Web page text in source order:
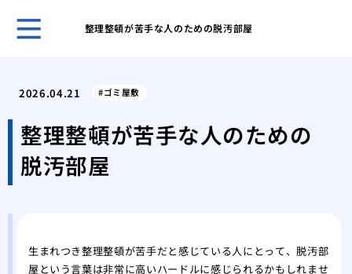
整理整頓が苦手な人のための脱汚部屋
ゴ
す
2026.04.21 ゴミ屋敷
整理整頓が苦手な人のための
脱汚部屋
生まれつき整理整頓が苦手だと感じている人にとって、脱汚部
屋という言葉は非常に高いハードルに感じられるかもしれませ